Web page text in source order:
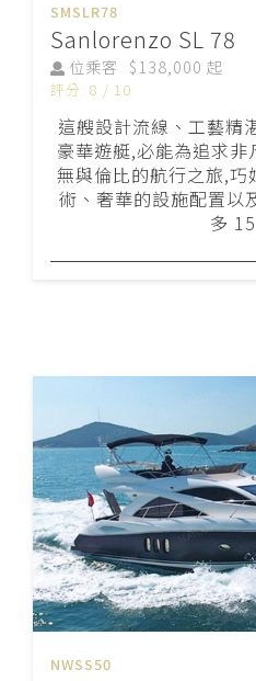
SMSLR78
Sanlorenzo SL 78
位乘客 $138,000 起
評分: 8 / 10
這艘設計流線、工藝精
豪華遊艇,必能為追求
無與倫比的航行之旅,巧
術、奢華的設施配置以
多
NWSS50